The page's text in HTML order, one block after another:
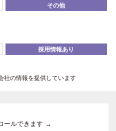
その他
採用情報あり
社の情報を提供しています
ールできます →